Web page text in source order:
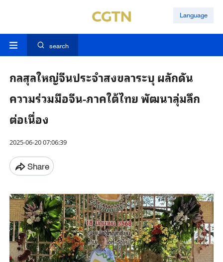
Language
search
กลสุลใหญ่จีนประจำสงขลาระบุ ผลักดัน
ความร่วมมือจีน-ภาคใต้ไทย พัฒนาลุ่มลึก
ต่อเนื่อง
2025-06-20 07:06:39
Share